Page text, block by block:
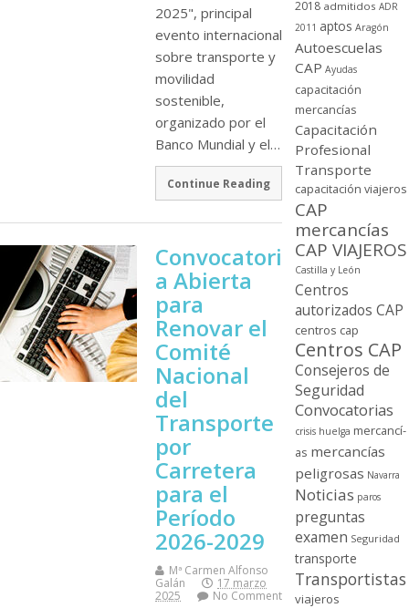
2025", principal
evento internacional
sobre transporte y
movilidad
sostenible,
organizado por el
Banco Mundial y el…
Continue Reading
Convocatori
a Abierta
para
Renovar el
Comité
Nacional
del
Transporte
por
Carretera
para el
Período
2026-2029
Mª Carmen Alfonso
Galán
17 marzo
2025
No Comment
2018 admitidos ADR
2011 aptos Aragón
Autoescuelas
CAP Ayudas
capacitación
mercancí­as
Capacitación
Profesional
Transporte
capacitación viajeros
CAP
mercancí­as
CAP VIAJEROS
Castilla y León
Centros
autorizados CAP
centros cap
Centros CAP
Consejeros de
Seguridad
Convocatorias
crisis huelga mercancí­
as mercancí­as
peligrosas Navarra
Noticias paros
preguntas
examen Seguridad
transporte
Transportistas
viajeros